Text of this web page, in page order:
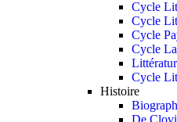
Cycle
Cycle
Cycle
Cycle
Cycle
Histoire